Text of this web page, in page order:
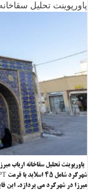
پاورپوینت تحلیل
پاورپوینت تحلیل سقاخانه ارباب
میرزا در شهرکرد می پردازد. این